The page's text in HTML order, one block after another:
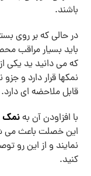
باشند.
در حالی که بر روی
باید بسیار مراقب
که می دانید ید یکی
نمکها قرار دارد و
قابل ملاحضه ای دارد.
با افزاودن آن بهنمک
این خصلت باعث می
نمایند و از این رو
کنید.